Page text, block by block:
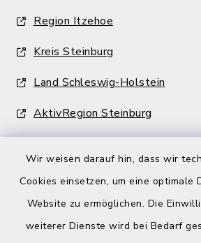
Wir weisen darauf hin, dass wir
Cookies einsetzen, um eine optimale
Website zu ermöglichen. Die
weiterer Dienste wird bei Bedarf
Region Itzehoe
Kreis Steinburg
Land Schleswig-Holstein
AktivRegion Steinburg